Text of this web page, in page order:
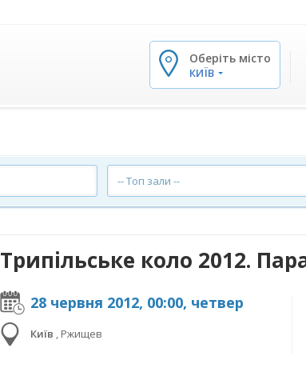
Оберіть місто
КИЇВ
-- Топ зали --
Трипільське коло 2012.
28 червня 2012, 00:00, четвер
Київ , Ржищев